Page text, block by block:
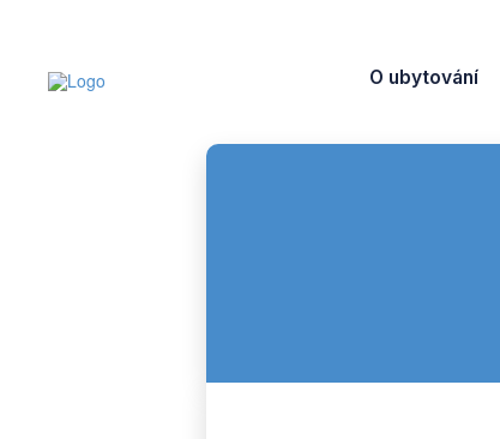
O ubytování